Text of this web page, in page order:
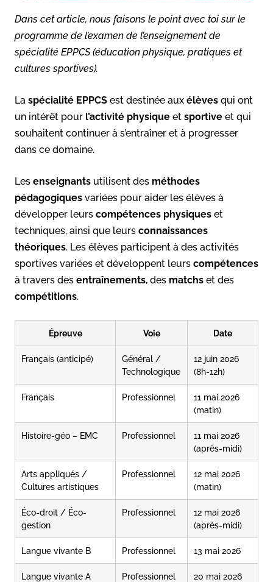
Dans cet article, nous faisons le point avec toi sur le
programme de l’examen de l’enseignement de
spécialité EPPCS (éducation physique, pratiques et
cultures sportives).
La spécialité EPPCS est destinée aux élèves qui ont
un intérêt pour l’activité physique et sportive et qui
souhaitent continuer à s’entraîner et à progresser
dans ce domaine.
Les enseignants utilisent des méthodes
pédagogiques variées pour aider les élèves à
développer leurs compétences physiques et
techniques, ainsi que leurs connaissances
théoriques. Les élèves participent à des activités
sportives variées et développent leurs compétences
à travers des entraînements, des matchs et des
compétitions.
Épreuve Voie Date
Français (anticipé)
Général /
Technologique
12 juin 2026
(8h-12h)
Français Professionnel
11 mai 2026
(matin)
Histoire-géo – EMC Professionnel
11 mai 2026
(après-midi)
Arts appliqués /
Cultures artistiques
Professionnel
12 mai 2026
(matin)
Éco-droit / Éco-
gestion
Professionnel
12 mai 2026
(après-midi)
Langue vivante B Professionnel 13 mai 2026
Langue vivante A Professionnel 20 mai 2026